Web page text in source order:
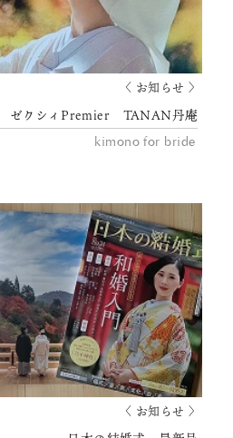
〈 お知らせ 〉
ゼクシィPremier TANAN丹庵
kimono for bride
〈 お知らせ 〉